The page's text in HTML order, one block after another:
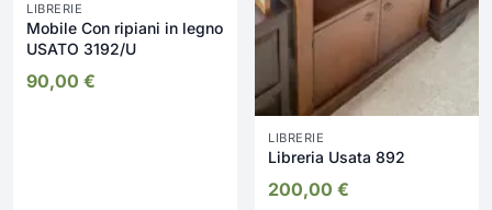
LIBRERIE
Mobile Con ripiani in legno
USATO 3192/U
90,00 €
LIBRERIE
Libreria Usata 892
200,00 €